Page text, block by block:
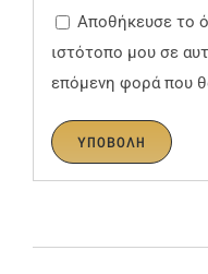
Αποθήκευσε το
ιστότοπο μου σε
επόμενη φορά που